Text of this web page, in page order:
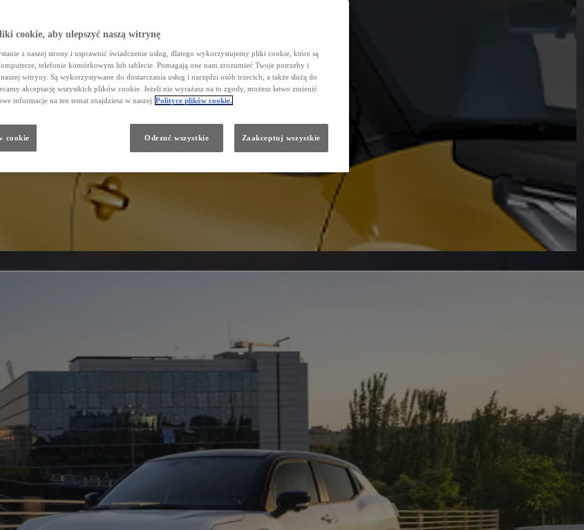
cookie, aby ulepszyć naszą witrynę
z naszej strony i usprawnić świadczenie usług, dlatego wykorzystujemy pliki cookie, które są
telefonie komórkowym lub tablecie. Pomagają one nam zrozumieć Twoje potrzeby i
witryny. Są wykorzystywane do dostarczania usług i narzędzi osób trzecich, a także służą do
akceptację wszystkich plików cookie. Jeżeli nie wyrażasz na to zgody, możesz łatwo zmienić
informacje na ten temat znajdziesz w naszej Polityce plików cookie.
cookie Odrzuć wszystkie Zaakceptuj wszystkie